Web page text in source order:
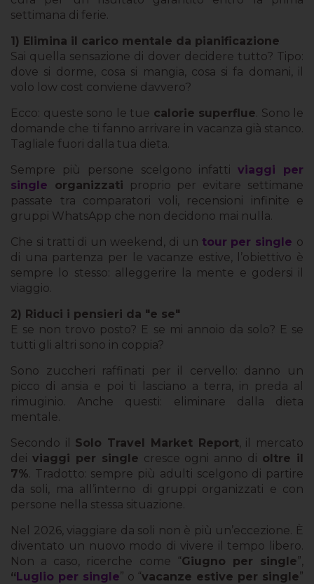
settimana di ferie.
1) Elimina il carico mentale da pianificazione
Sai quella sensazione di dover decidere tutto? Tipo:
dove si dorme, cosa si mangia, cosa si fa domani, il
volo low cost conviene davvero?
Ecco: queste sono le tue calorie superflue. Sono le
domande che ti fanno arrivare in vacanza già stanco.
Tagliale fuori dalla tua dieta.
Sempre più persone scelgono infattiviaggi per
single organizzati proprio per evitare settimane
passate tra comparatori voli, recensioni infinite e
gruppi WhatsApp che non decidono mai nulla.
Che si tratti di un weekend, di un tour per single o
di una partenza per le vacanze estive, l’obiettivo è
sempre lo stesso: alleggerire la mente e godersi il
viaggio.
2) Riduci i pensieri da "e se"
E se non trovo posto? E se mi annoio da solo? E se
tutti gli altri sono in coppia?
Sono zuccheri raffinati per il cervello: danno un
picco di ansia e poi ti lasciano a terra, in preda al
rimuginio. Anche questi: eliminare dalla dieta
mentale.
Secondo il Solo Travel Market Report, il mercato
dei viaggi per single cresce ogni anno di oltre il
7%. Tradotto: sempre più adulti scelgono di partire
da soli, ma all’interno di gruppi organizzati e con
persone nella stessa situazione.
Nel 2026, viaggiare da soli non è più un’eccezione. È
diventato un nuovo modo di vivere il tempo libero.
Non a caso, ricerche come “Giugno per single”,
“Luglio per single” o “vacanze estive per single”